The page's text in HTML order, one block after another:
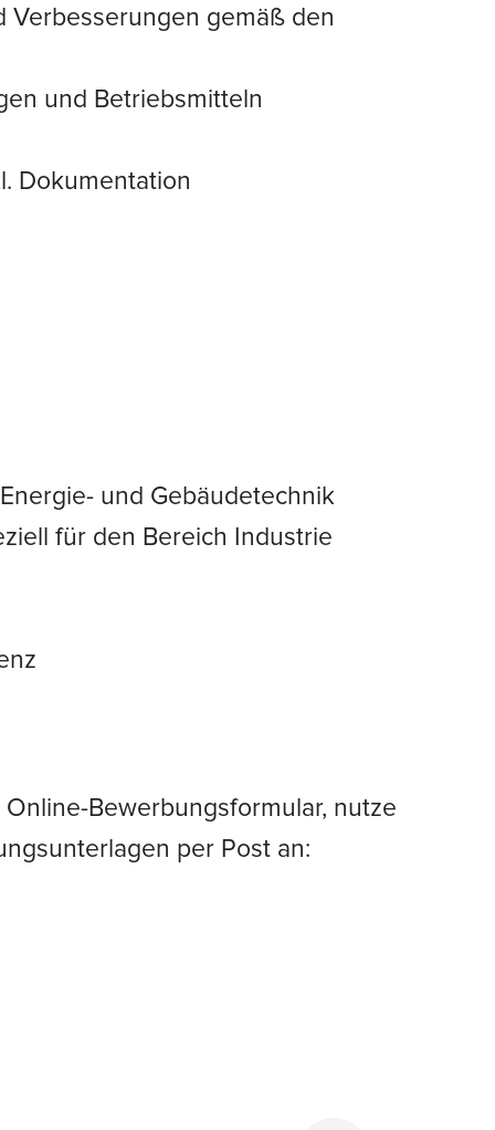
gemäß den
und Betriebsmitteln
Dokumentation
und Gebäudetechnik
für den Bereich Industrie
Bewerbungsformular, nutze
per Post an: